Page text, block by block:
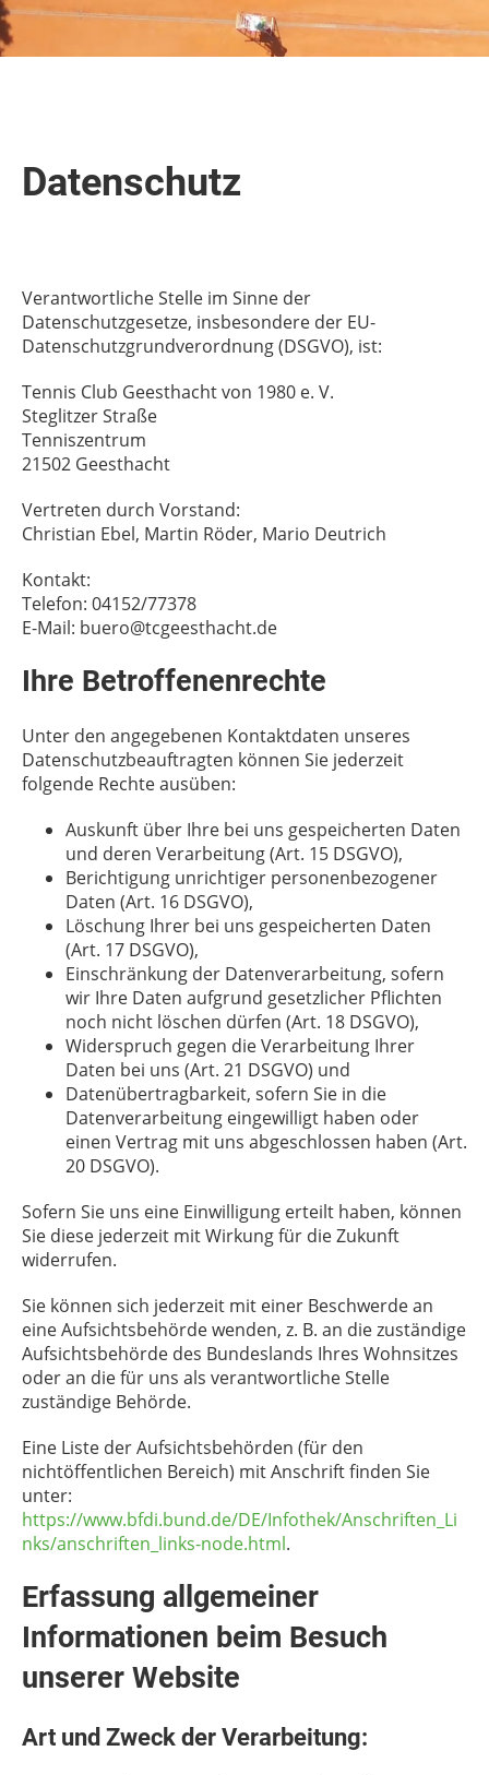
Datenschutz
Verantwortliche Stelle im Sinne der
Datenschutzgesetze, insbesondere der EU-
Datenschutzgrundverordnung (DSGVO), ist:
Tennis Club Geesthacht von 1980 e. V.
Steglitzer Straße
Tenniszentrum
21502 Geesthacht
Vertreten durch Vorstand:
Christian Ebel, Martin Röder, Mario Deutrich
Kontakt:
Telefon: 04152/77378
E-Mail: buero@tcgeesthacht.de
Ihre Betroffenenrechte
Unter den angegebenen Kontaktdaten unseres
Datenschutzbeauftragten können Sie jederzeit
folgende Rechte ausüben:
Auskunft über Ihre bei uns gespeicherten Daten
und deren Verarbeitung (Art. 15 DSGVO),
Berichtigung unrichtiger personenbezogener
Daten (Art. 16 DSGVO),
Löschung Ihrer bei uns gespeicherten Daten
(Art. 17 DSGVO),
Einschränkung der Datenverarbeitung, sofern
wir Ihre Daten aufgrund gesetzlicher Pflichten
noch nicht löschen dürfen (Art. 18 DSGVO),
Widerspruch gegen die Verarbeitung Ihrer
Daten bei uns (Art. 21 DSGVO) und
Datenübertragbarkeit, sofern Sie in die
Datenverarbeitung eingewilligt haben oder
einen Vertrag mit uns abgeschlossen haben (Art.
20 DSGVO).
Sofern Sie uns eine Einwilligung erteilt haben, können
Sie diese jederzeit mit Wirkung für die Zukunft
widerrufen.
Sie können sich jederzeit mit einer Beschwerde an
eine Aufsichtsbehörde wenden, z. B. an die zuständige
Aufsichtsbehörde des Bundeslands Ihres Wohnsitzes
oder an die für uns als verantwortliche Stelle
zuständige Behörde.
Eine Liste der Aufsichtsbehörden (für den
nichtöffentlichen Bereich) mit Anschrift finden Sie
unter:
https://www.bfdi.bund.de/DE/Infothek/Anschriften_Li
nks/anschriften_links-node.html.
Erfassung allgemeiner
Informationen beim Besuch
unserer Website
Art und Zweck der Verarbeitung: